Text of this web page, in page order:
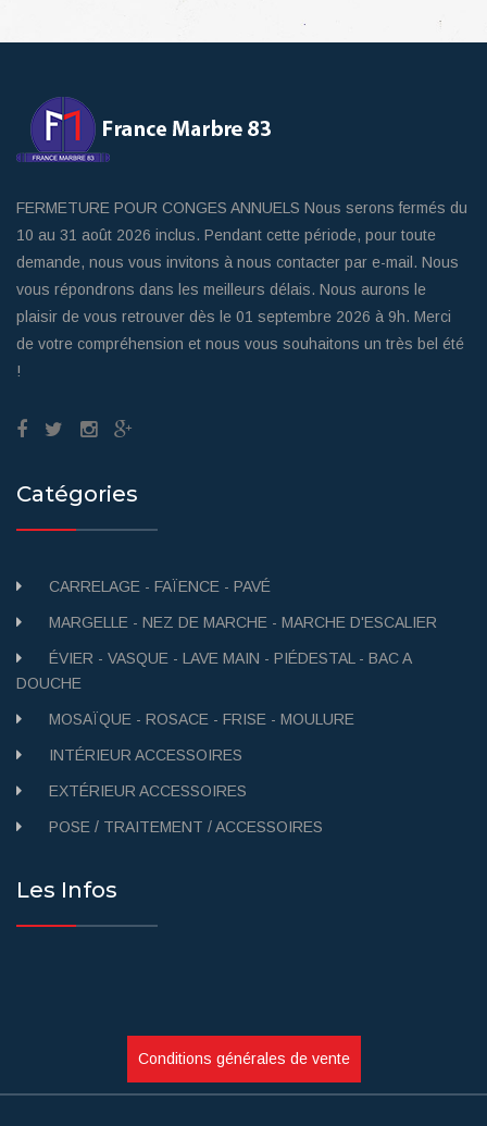
FERMETURE POUR CONGES ANNUELS Nous serons fermés du
10 au 31 août 2026 inclus. Pendant cette période, pour toute
demande, nous vous invitons à nous contacter par e-mail. Nous
vous répondrons dans les meilleurs délais. Nous aurons le
plaisir de vous retrouver dès le 01 septembre 2026 à 9h. Merci
de votre compréhension et nous vous souhaitons un très bel été
!
Catégories
CARRELAGE - FAÏENCE - PAVÉ
MARGELLE - NEZ DE MARCHE - MARCHE D'ESCALIER
ÉVIER - VASQUE - LAVE MAIN - PIÉDESTAL - BAC A
DOUCHE
MOSAÏQUE - ROSACE - FRISE - MOULURE
INTÉRIEUR ACCESSOIRES
EXTÉRIEUR ACCESSOIRES
POSE / TRAITEMENT / ACCESSOIRES
Les Infos
Conditions générales de vente